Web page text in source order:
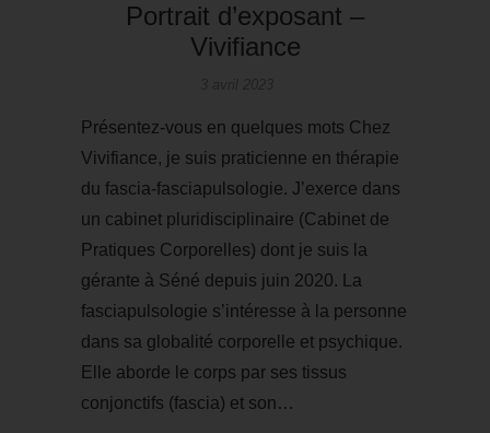
Portrait d’exposant –
Vivifiance
Présentez-vous en quelques mots Chez
Vivifiance, je suis praticienne en thérapie
du fascia-fasciapulsologie. J’exerce dans
un cabinet pluridisciplinaire (Cabinet de
Pratiques Corporelles) dont je suis la
gérante à Séné depuis juin 2020. La
fasciapulsologie s’intéresse à la personne
dans sa globalité corporelle et psychique.
Elle aborde le corps par ses tissus
conjonctifs (fascia) et son…